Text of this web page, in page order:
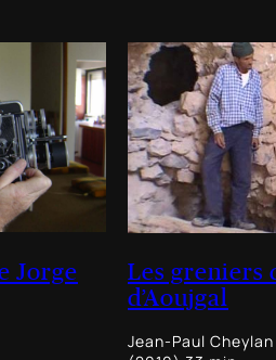
Jorge
Les greniers
d’Aoujgal
Jean-Paul